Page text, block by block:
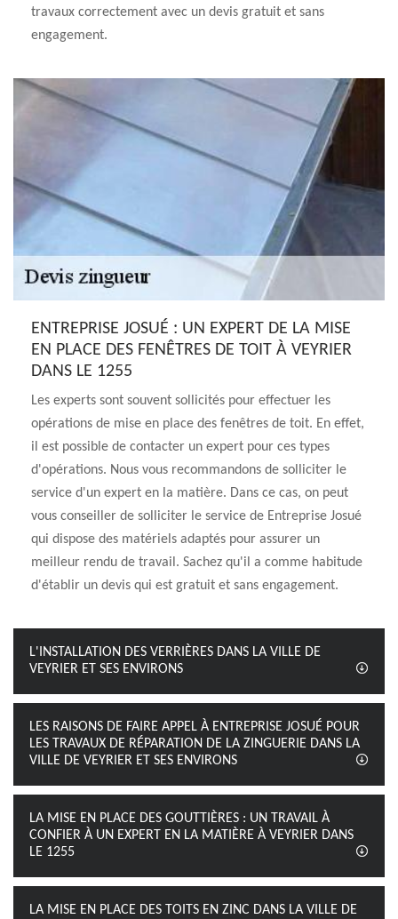
travaux correctement avec un devis gratuit et sans
engagement.
ENTREPRISE JOSUÉ : UN EXPERT DE LA MISE
EN PLACE DES FENÊTRES DE TOIT À VEYRIER
DANS LE 1255
Les experts sont souvent sollicités pour effectuer les
opérations de mise en place des fenêtres de toit. En effet,
il est possible de contacter un expert pour ces types
d'opérations. Nous vous recommandons de solliciter le
service d'un expert en la matière. Dans ce cas, on peut
vous conseiller de solliciter le service de Entreprise Josué
qui dispose des matériels adaptés pour assurer un
meilleur rendu de travail. Sachez qu'il a comme habitude
d'établir un devis qui est gratuit et sans engagement.
L'INSTALLATION DES VERRIÈRES DANS LA VILLE DE
VEYRIER ET SES ENVIRONS
LES RAISONS DE FAIRE APPEL À ENTREPRISE JOSUÉ POUR
LES TRAVAUX DE RÉPARATION DE LA ZINGUERIE DANS LA
VILLE DE VEYRIER ET SES ENVIRONS
LA MISE EN PLACE DES GOUTTIÈRES : UN TRAVAIL À
CONFIER À UN EXPERT EN LA MATIÈRE À VEYRIER DANS
LE 1255
LA MISE EN PLACE DES TOITS EN ZINC DANS LA VILLE DE